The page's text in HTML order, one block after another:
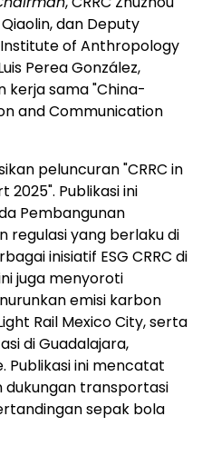
dan Deputy
of Anthropology
Perea González,
kerja sama "China-
and Communication
peluncuran "CRRC in
2025". Publikasi ini
Pembangunan
regulasi yang berlaku di
inisiatif ESG CRRC di
juga menyoroti
emisi karbon
Rail Mexico City, serta
di Guadalajara,
Publikasi ini mencatat
dukungan transportasi
sepak bola